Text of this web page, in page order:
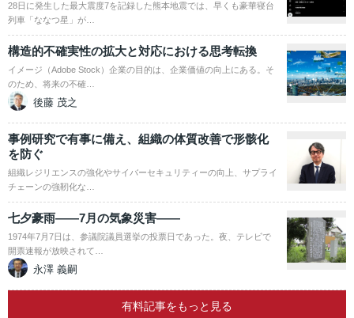
28日に発生した最大震度7を記録した熊本地震では、早くも豪華寝台
列車「ななつ星」が…
構造的不確実性の拡大と対応における思考転換
イメージ（Adobe Stock）企業の目的は、企業価値の向上にある。そ
のため、将来の不確…
後藤 茂之
事例研究で有事に備え、組織の体質改善で形骸化
を防ぐ
組織レジリエンスの強化やサイバーセキュリティーの向上、サプライ
チェーンの強靭化な…
七夕豪雨――7月の気象災害――
1974年7月7日は、参議院議員選挙の投票日であった。夜、テレビで
開票速報が放映されて…
永澤 義嗣
有料記事をもっと見る